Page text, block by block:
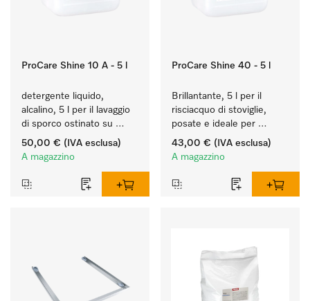
ProCare Shine 10 A - 5 l
detergente liquido,
alcalino, 5 l per il lavaggio
di sporco ostinato su
stoviglie, posate e
bicchieri.
50,00 € (IVA esclusa)
A magazzino
ProCare Shine 40 - 5 l
Brillantante, 5 l per il
risciacquo di stoviglie,
posate e ideale per
bicchieri.
43,00 € (IVA esclusa)
A magazzino